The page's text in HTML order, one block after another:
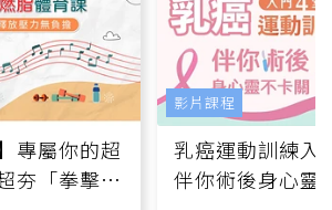
專屬你的超
夯「拳擊有
乳癌運動訓練入
伴你術後身心靈
影片課程